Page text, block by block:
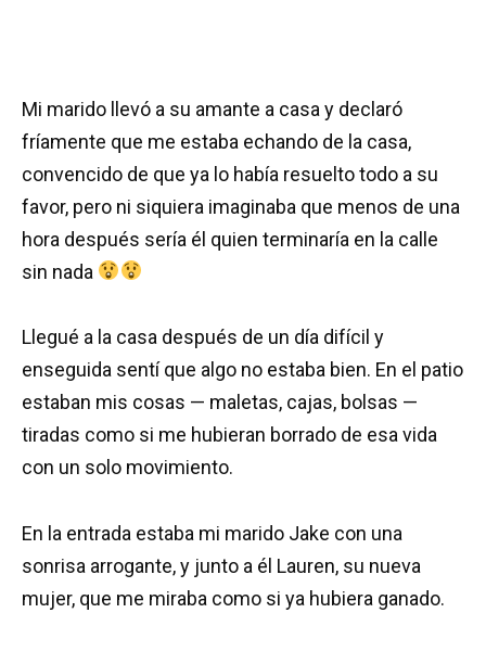
Mi marido llevó a su amante a casa y declaró
fríamente que me estaba echando de la casa,
convencido de que ya lo había resuelto todo a su
favor, pero ni siquiera imaginaba que menos de una
hora después sería él quien terminaría en la calle
sin nada
Llegué a la casa después de un día difícil y
enseguida sentí que algo no estaba bien. En el patio
estaban mis cosas — maletas, cajas, bolsas —
tiradas como si me hubieran borrado de esa vida
con un solo movimiento.
En la entrada estaba mi marido Jake con una
sonrisa arrogante, y junto a él Lauren, su nueva
mujer, que me miraba como si ya hubiera ganado.